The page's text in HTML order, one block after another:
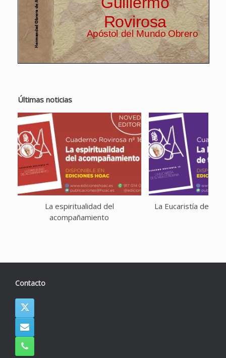
Últimas noticias
La espiritualidad del
acompañamiento
La Eucaristía de tu
Contacto